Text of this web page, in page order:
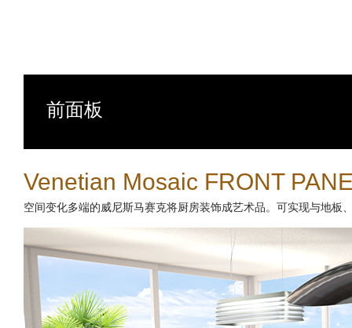
前面板
Venetian Mosaic FRONT
空间变化多端的威尼斯马赛克将厨房装饰成艺术品。可实现与地板